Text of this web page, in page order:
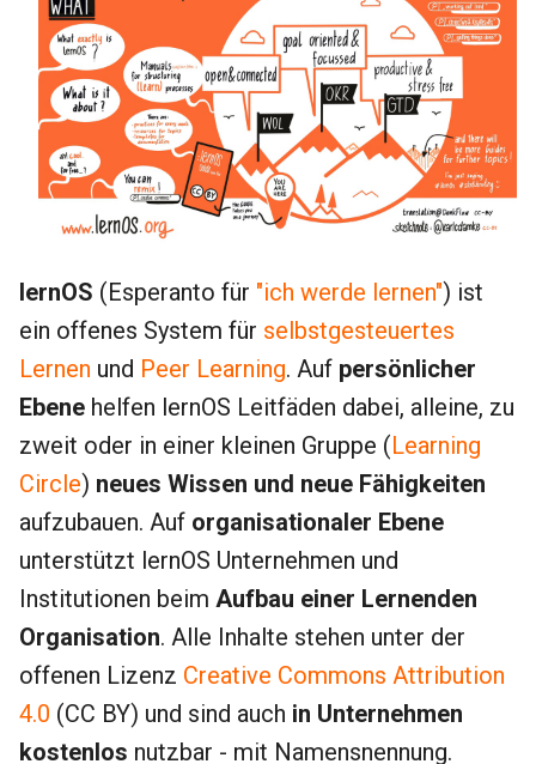
e
r
t
lernOS (Esperanto für "ich werde lernen") ist
ein offenes System für selbstgesteuertes
Lernen und Peer Learning. Auf persönlicher
Ebene helfen lernOS Leitfäden dabei, alleine, zu
zweit oder in einer kleinen Gruppe (Learning
Circle) neues Wissen und neue Fähigkeiten
aufzubauen. Auf organisationaler Ebene
unterstützt lernOS Unternehmen und
Institutionen beim Aufbau einer Lernenden
Organisation. Alle Inhalte stehen unter der
offenen Lizenz Creative Commons Attribution
4.0 (CC BY) und sind auch in Unternehmen
kostenlos nutzbar - mit Namensnennung.